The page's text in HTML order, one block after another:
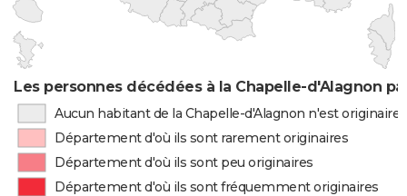
Les personnes décédées à la Chapelle-d'Alagnon
Aucun habitant de la Chapelle-d'Alagnon n'est
Département d'où ils sont rarement originaires
Département d'où ils sont peu originaires
Département d'où ils sont fréquemment originaires